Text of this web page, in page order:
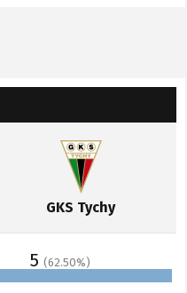
GKS Tychy
5 62.50